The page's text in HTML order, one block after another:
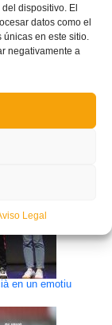
dispositivo. El
datos como el
en este sitio.
negativamente a
Legal
TAGGED UNDER:
VALENTA
en un emotiu